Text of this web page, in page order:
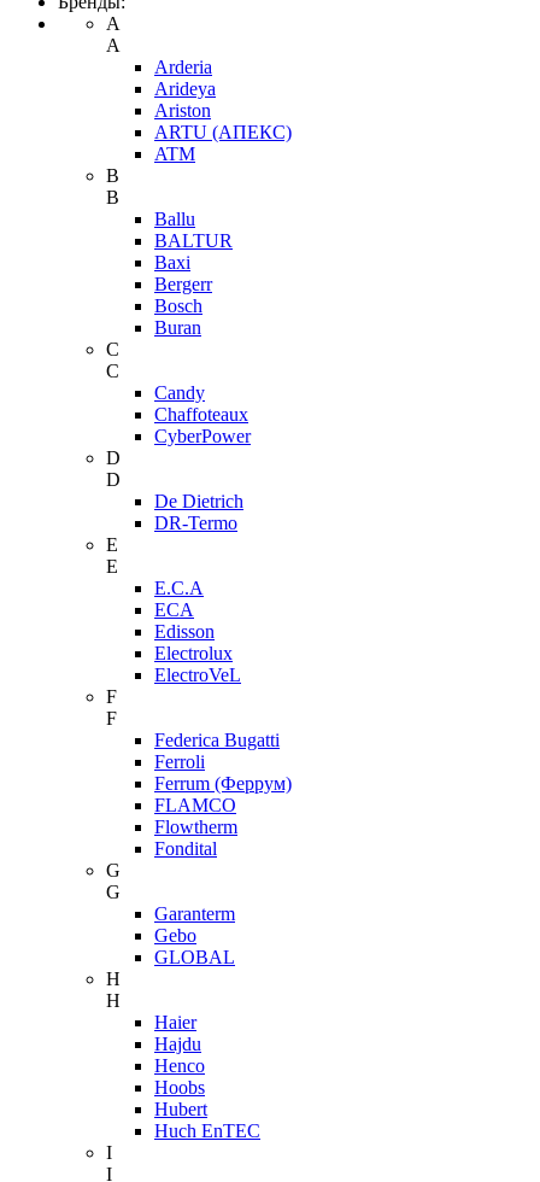
A
A
Arderia
Arideya
Ariston
ARTU (АПЕКС)
ATM
B
B
Ballu
BALTUR
Baxi
Bergerr
Bosch
Buran
C
C
Candy
Chaffoteaux
CyberPower
D
D
De Dietrich
DR-Termo
E
E
E.C.A
ECA
Edisson
Electrolux
ElectroVeL
F
F
Federica Bugatti
Ferroli
Ferrum (Феррум)
FLAMCO
Flowtherm
Fondital
G
G
Garanterm
Gebo
GLOBAL
H
H
Haier
Hajdu
Henco
Hoobs
Hubert
Huch EnTEC
I
I